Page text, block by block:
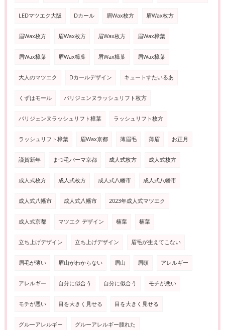
LEDマツエク大阪 Dカール 眉Wax枚方 眉Wax枚方
眉Wax枚方 眉Wax枚方 眉Wax枚方 眉Wax樟葉
眉Wax樟葉 眉Wax樟葉 眉Wax樟葉 眉Wax樟葉
大人のマツエク Dカールデザイン キュートすたいるあ
くずはモール パリジェンヌラッシュリフト枚方
パリジェンヌラッシュリフト樟葉 ラッシュリフト枚方
ラッシュリフト樟葉 眉Wax京都 薄眉毛 薄眉 お正月
謹賀新年 まつ毛パーマ京都 成人式枚方 成人式枚方
成人式枚方 成人式枚方 成人式八幡市 成人式八幡市
成人式八幡市 成人式八幡市 2023年成人式マツエク
成人式京都 マツエク デザイン 楠葉 楠葉
立ち上げデザイン 立ち上げデザイン 眉毛が生えてこない
眉毛が薄い 眉山がわからない 眉山 眉頭 アレルギー
アレルギー 自分に似合う 自分に似合う モチが悪い
モチが悪い 目を大きく見せる 目を大きく見せる
グルーアレルギー グルーアレルギー腫れた